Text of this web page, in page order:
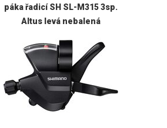
páka řadicí SH SL-M315 3sp.
Altus levá nebalená